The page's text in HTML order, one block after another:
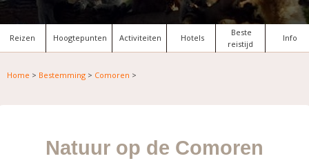
Reizen Hoogtepunten Activiteiten Hotels
Beste
reistijd
Info
Home > Bestemming > Comoren >
Natuur op de Comoren